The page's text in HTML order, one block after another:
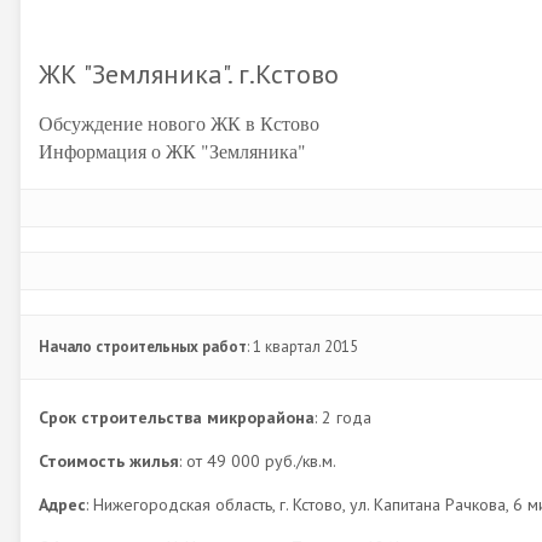
ЖК "Земляника". г.Кстово
Обсуждение нового ЖК в Кстово
Информация о ЖК "Земляника"
Начало строительных работ: 1 квартал 2015
Срок строительства микрорайона: 2 года
Стоимость жилья: от 49 000 руб./кв.м.
Адрес: Нижегородская область, г. Кстово, ул. Капитана Рачкова, 6